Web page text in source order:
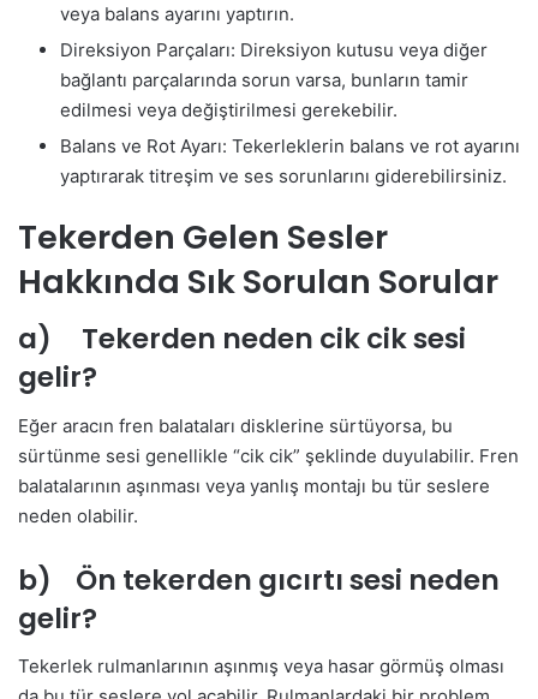
veya balans ayarını yaptırın.
Direksiyon Parçaları: Direksiyon kutusu veya diğer
bağlantı parçalarında sorun varsa, bunların tamir
edilmesi veya değiştirilmesi gerekebilir.
Balans ve Rot Ayarı: Tekerleklerin balans ve rot ayarını
yaptırarak titreşim ve ses sorunlarını giderebilirsiniz.
Tekerden Gelen Sesler
Hakkında Sık Sorulan Sorular
a) Tekerden neden cik cik sesi
gelir?
Eğer aracın fren balataları disklerine sürtüyorsa, bu
sürtünme sesi genellikle “cik cik” şeklinde duyulabilir. Fren
balatalarının aşınması veya yanlış montajı bu tür seslere
neden olabilir.
b) Ön tekerden gıcırtı sesi neden
gelir?
Tekerlek rulmanlarının aşınmış veya hasar görmüş olması